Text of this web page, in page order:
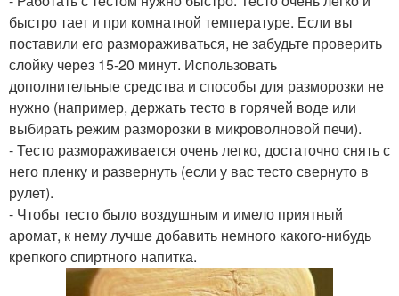
быстро тает и при комнатной температуре. Если вы
поставили его размораживаться, не забудьте проверить
слойку через 15-20 минут. Использовать
дополнительные средства и способы для разморозки не
нужно (например, держать тесто в горячей воде или
выбирать режим разморозки в микроволновой печи).
- Тесто размораживается очень легко, достаточно снять с
него пленку и развернуть (если у вас тесто свернуто в
рулет).
- Чтобы тесто было воздушным и имело приятный
аромат, к нему лучше добавить немного какого-нибудь
крепкого спиртного напитка.